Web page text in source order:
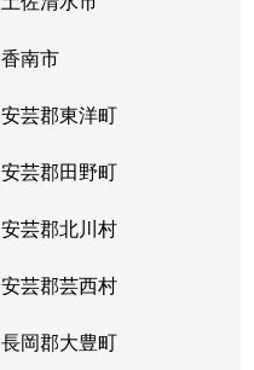
香南市
安芸郡東洋町
安芸郡田野町
安芸郡北川村
安芸郡芸西村
長岡郡大豊町